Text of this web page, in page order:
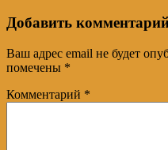
Добавить
Ваш адрес email не будет
помечены *
Комментарий *